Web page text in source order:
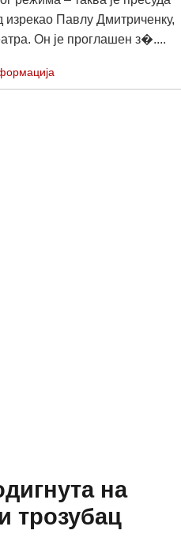
изрекао Павлу Дмитриченку,
Он је проглашен з�....
на
трозубац